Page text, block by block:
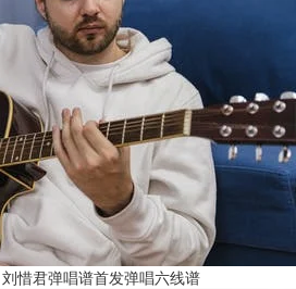
惜君弹唱谱首发弹唱六线谱